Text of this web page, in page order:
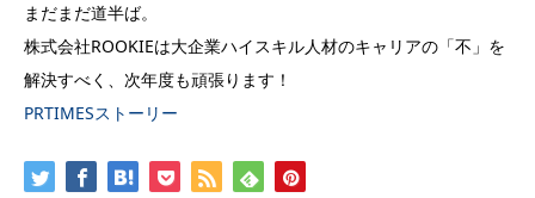
まだまだ道半ば。
株式会社ROOKIEは大企業ハイスキル人材のキャリアの「不」を
解決すべく、次年度も頑張ります！
PRTIMESストーリー